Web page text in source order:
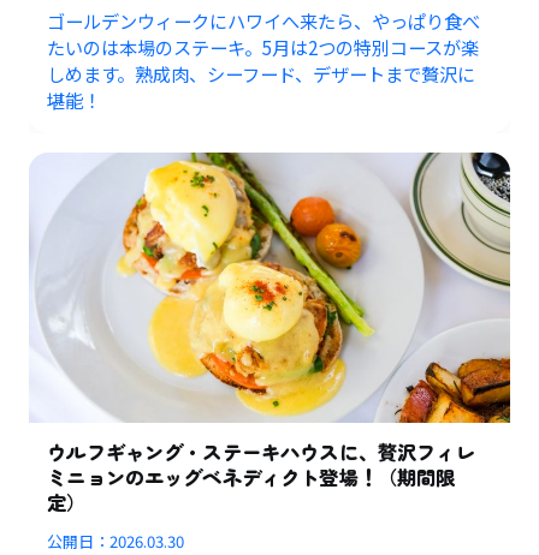
ゴールデンウィークにハワイへ来たら、やっぱり食べ
たいのは本場のステーキ。5月は2つの特別コースが楽
しめます。熟成肉、シーフード、デザートまで贅沢に
堪能！
ウルフギャング・ステーキハウスに、贅沢フィレ
ミニョンのエッグベネディクト登場！（期間限
定）
公開日：2026.03.30